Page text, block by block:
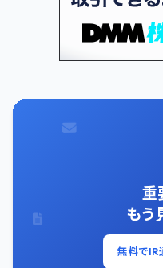
重
もう
無料でIR